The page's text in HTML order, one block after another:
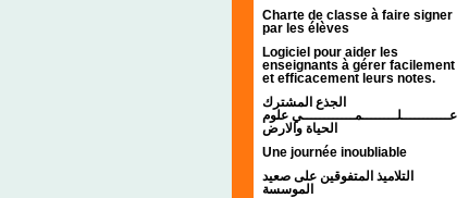
Charte de classe à faire signer
par les élèves
Logiciel pour aider les
enseignants à gérer facilement
et efficacement leurs notes.
الجذع المشترك
عـــــــــــلــــــــمــــــــــــي علوم
الحياة والارض
Une journée inoubliable
التلاميذ المتفوقين على صعيد
الموسسة